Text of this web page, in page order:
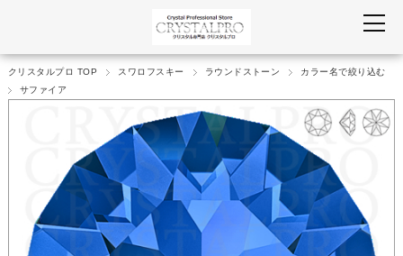
クリスタルプロ TOP スワロフスキー ラウンドストーン
カラー名で絞り込む
サファイア